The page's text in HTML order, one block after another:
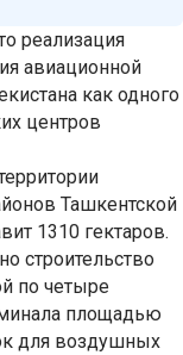
реализация
авиационной
как одного
центров
Ташкентской
1310 гектаров.
строительство
по четыре
площадью
для воздушных